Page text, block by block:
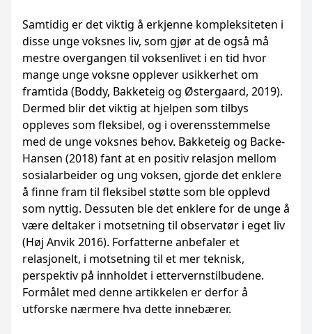
Samtidig er det viktig å erkjenne kompleksiteten i
disse unge voksnes liv, som gjør at de også må
mestre overgangen til voksenlivet i en tid hvor
mange unge voksne opplever usikkerhet om
framtida (Boddy, Bakketeig og Østergaard, 2019).
Dermed blir det viktig at hjelpen som tilbys
oppleves som fleksibel, og i overensstemmelse
med de unge voksnes behov. Bakketeig og Backe-
Hansen (2018) fant at en positiv relasjon mellom
sosialarbeider og ung voksen, gjorde det enklere
å finne fram til fleksibel støtte som ble opplevd
som nyttig. Dessuten ble det enklere for de unge å
være deltaker i motsetning til observatør i eget liv
(Høj Anvik 2016). Forfatterne anbefaler et
relasjonelt, i motsetning til et mer teknisk,
perspektiv på innholdet i ettervernstilbudene.
Formålet med denne artikkelen er derfor å
utforske nærmere hva dette innebærer.